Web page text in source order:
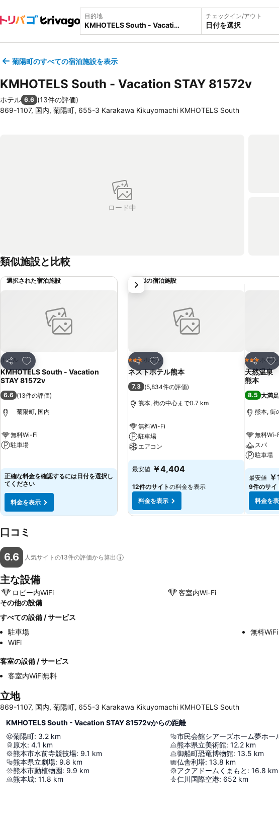
目的地 チェックイン/アウト
日付を選択
菊陽町のすべての宿泊施設を表示
KMHOTELS South - Vacation STAY 81572v
ホテル 6.6 (13件の評価)
869-1107, 国内, 菊陽町, 655-3 Karakawa Kikuyomachi KMHOTELS South
ロード中
類似施設と比較
選択された宿泊施設
シェア
お気に入りに追加
ホテル
KMHOTELS South - Vacation
STAY 81572v
6.6 (13件の評価)
菊陽町, 国内
無料Wi-Fi
駐車場
正確な料金を確認するには日付を選択し
てください
料金を表示
類似の宿泊施設
シェア
お気に入りに追加
3 ホテルのランク
ホテル
ネストホテル熊本
7.3 (5,834件の評価)
熊本, 街の中心まで0.7 km
無料Wi-Fi
駐車場
エアコン
料金を表示
最安値 ￥4,404
12件のサイトの料金を表示
料金を表示
シェア
お
3 ホテルのラ
ホテル
天然温泉
熊本
8.5 大満足
熊本, 街
無料Wi-
スパ
駐車場
料金を表
最安値
9件のサイ
料金を
次
口コミ
6.6 人気サイトの13件の評価から算出
主な設備
ロビー内WiFi 客室内Wi-Fi
その他の設備
すべての設備 / サービス
駐車場
無料
WiFi
客室の設備 / サービス
客室内WiFi無料
立地
869-1107, 国内, 菊陽町, 655-3 Karakawa Kikuyomachi KMHOTELS South
KMHOTELS South - Vacation STAY 81572vからの距離
菊陽町: 3.2 km
原水: 4.1 km
熊本市水前寺競技場: 9.1 km
熊本県立劇場: 9.8 km
熊本市動植物園: 9.9 km
熊本城: 11.8 km
市民会館シアーズホーム夢ホー
熊本県立美術館: 12.2 km
御船町恐竜博物館: 13.5 km
仏舎利塔: 13.8 km
アクアドームくまもと : 16.8 km
仁川国際空港: 652 km